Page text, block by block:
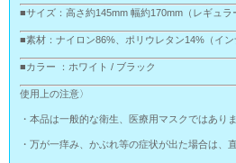
■サイズ：高さ約145mm 幅約170mm（レギュラ
■素材：ナイロン86%、ポリウレタン14%（イ
■カラー ：ホワイト / ブラック
使用上の注意〉
・本品は一般的な衛生、医療用マスクではあり
・万が一痒み、かぶれ等の症状が出た場合は、